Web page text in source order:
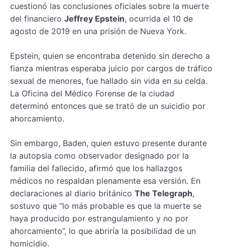
cuestionó las conclusiones oficiales sobre la muerte
del financiero Jeffrey Epstein, ocurrida el 10 de
agosto de 2019 en una prisión de Nueva York.
Epstein, quien se encontraba detenido sin derecho a
fianza mientras esperaba juicio por cargos de tráfico
sexual de menores, fue hallado sin vida en su celda.
La Oficina del Médico Forense de la ciudad
determinó entonces que se trató de un suicidio por
ahorcamiento.
Sin embargo, Baden, quien estuvo presente durante
la autopsia como observador designado por la
familia del fallecido, afirmó que los hallazgos
médicos no respaldan plenamente esa versión. En
declaraciones al diario británico The Telegraph,
sostuvo que “lo más probable es que la muerte se
haya producido por estrangulamiento y no por
ahorcamiento”, lo que abriría la posibilidad de un
homicidio.